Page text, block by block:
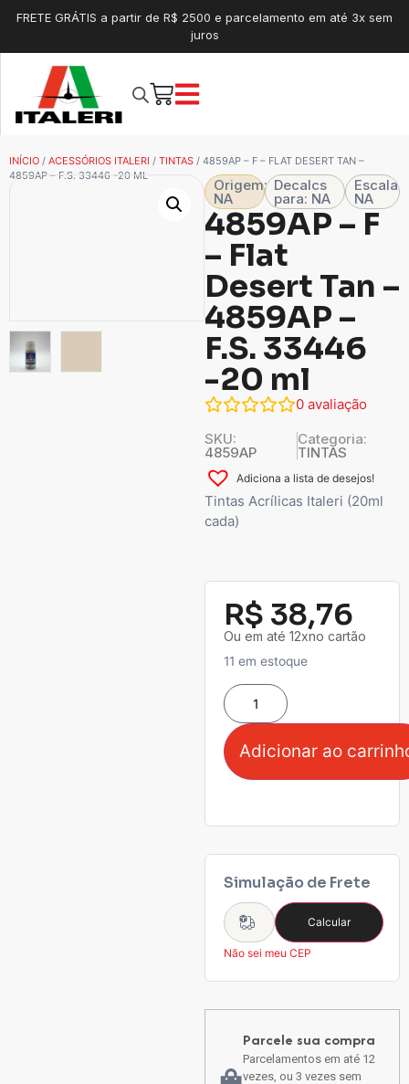
FRETE GRÁTIS a partir de R$ 2500 e parcelamento em até 3x sem
juros
INÍCIO / ACESSÓRIOS ITALERI / TINTAS / 4859AP – F – FLAT DESERT TAN –
4859AP – F.S. 33446 -20 ML
Origem:
NA
Decalcs
para: NA
Escala
NA
4859AP – F
– Flat
Desert Tan –
4859AP –
F.S. 33446
-20 ml
0 avaliação
SKU:
4859AP
Categoria:
TINTAS
Adiciona a lista de desejos!
Tintas Acrílicas Italeri (20ml
cada)
R$ 38,76
Ou em até 12xno cartão
11 em estoque
Adicionar ao
Simulação de Frete
Calcular
Não sei meu CEP
Parcele sua compra
Parcelamentos em até 12
vezes, ou 3 vezes sem